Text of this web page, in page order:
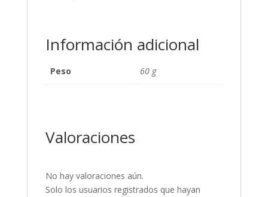
Información adicional
Peso 60 g
Valoraciones
No hay valoraciones aún.
Solo los usuarios registrados que hayan